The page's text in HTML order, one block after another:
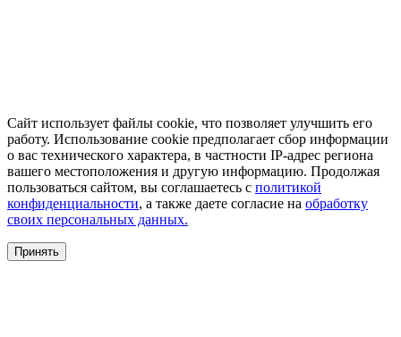
Сайт использует файлы cookie, что позволяет улучшить его
работу. Использование cookie предполагает сбор информации
о вас технического характера, в частности IP-адрес региона
вашего местоположения и другую информацию. Продолжая
пользоваться сайтом, вы соглашаетесь с политикой
конфиденциальности, а также даете согласие на обработку
своих персональных данных.
Принять